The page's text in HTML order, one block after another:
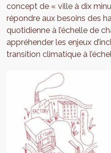
concept de « ville à dix
répondre aux besoins des
quotidienne à l’échelle de
appréhender les enjeux
transition climatique à